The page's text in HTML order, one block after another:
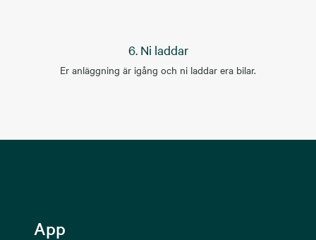
6. Ni laddar
Er anläggning är igång och ni laddar era bilar.
App